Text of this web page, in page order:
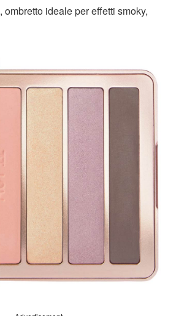
, ombretto ideale per effetti smoky,